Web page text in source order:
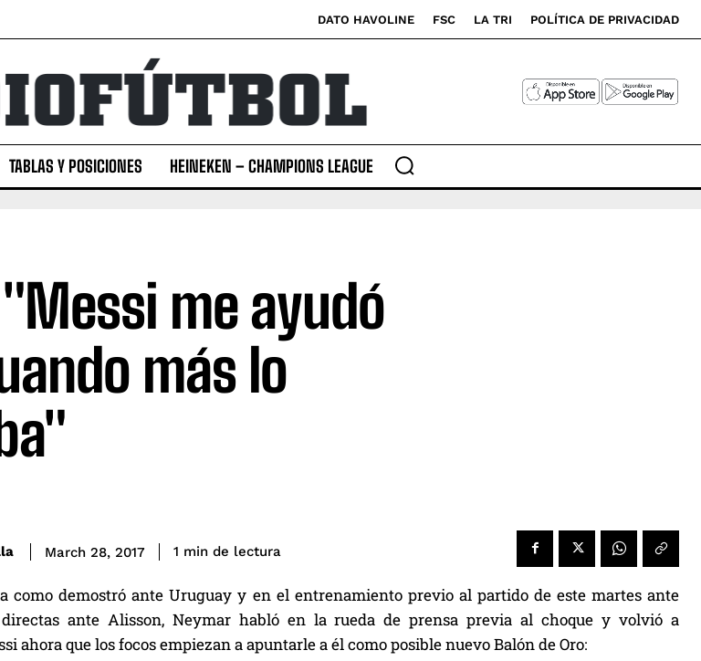
DATO HAVOLINE FSC LA TRI POLÍTICA DE PRIVACIDAD
TABLAS Y POSICIONES HEINEKEN – CHAMPIONS LEAGUE
me ayudó
más lo
March 28, 2017 1 min de lectura
como demostró ante Uruguay y en el entrenamiento previo al partido de este martes ante
ante Alisson, Neymar habló en la rueda de prensa previa al choque y volvió a
ahora que los focos empiezan a apuntarle a él como posible nuevo Balón de Oro: